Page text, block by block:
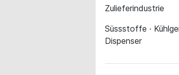
Zulieferindustrie
Süssstoffe ·
Dispenser